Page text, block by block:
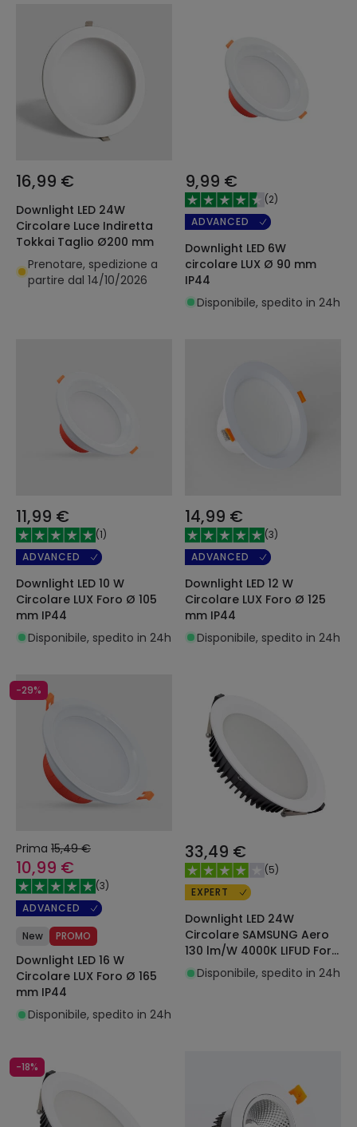
16,99 €
Downlight LED 24W
Circolare Luce Indiretta
Tokkai Taglio Ø200 mm
Prenotare, spedizione a
partire dal 14/10/2026
9,99 €
(2)
ADVANCED
Downlight LED 6W
circolare LUX Ø 90 mm
IP44
Disponibile, spedito in 24h
11,99 €
(1)
ADVANCED
Downlight LED 10 W
Circolare LUX Foro Ø 105
mm IP44
Disponibile, spedito in 24h
14,99 €
(3)
ADVANCED
Downlight LED 12 W
Circolare LUX Foro Ø 125
mm IP44
Disponibile, spedito in 24h
-29%
Prima 15,49 €
10,99 €
(3)
ADVANCED
New PROMO
Downlight LED 16 W
Circolare LUX Foro Ø 165
mm IP44
Disponibile, spedito in 24h
33,49 €
(5)
EXPERT
Downlight LED 24W
Circolare SAMSUNG Aero
130 lm/W 4000K LIFUD Foro
Ø 200 mm
Disponibile, spedito in 24h
-18%